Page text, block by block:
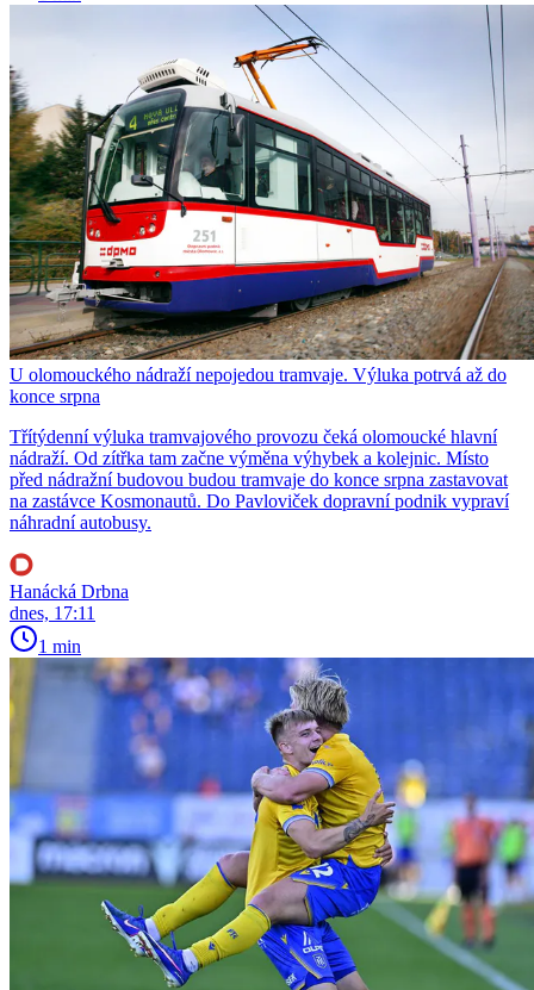
U olomouckého nádraží nepojedou tramvaje. Výluka potrvá až do
konce srpna
Třítýdenní výluka tramvajového provozu čeká olomoucké hlavní
nádraží. Od zítřka tam začne výměna výhybek a kolejnic. Místo
před nádražní budovou budou tramvaje do konce srpna zastavovat
na zastávce Kosmonautů. Do Pavloviček dopravní podnik vypraví
náhradní autobusy.
Hanácká Drbna
dnes, 17:11
1 min